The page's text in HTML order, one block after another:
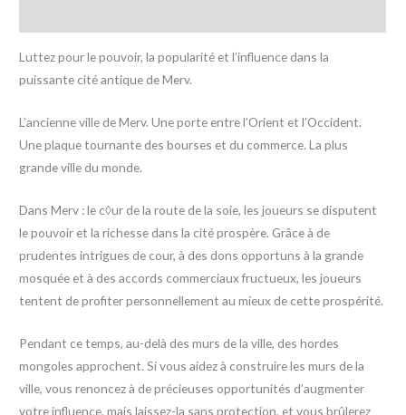
Luttez pour le pouvoir, la popularité et l’influence dans la
puissante cité antique de Merv.
L’ancienne ville de Merv. Une porte entre l’Orient et l’Occident.
Une plaque tournante des bourses et du commerce. La plus
grande ville du monde.
Dans Merv : le c◊ur de la route de la soie, les joueurs se disputent
le pouvoir et la richesse dans la cité prospère. Grâce à de
prudentes intrigues de cour, à des dons opportuns à la grande
mosquée et à des accords commerciaux fructueux, les joueurs
tentent de profiter personnellement au mieux de cette prospérité.
Pendant ce temps, au-delà des murs de la ville, des hordes
mongoles approchent. Si vous aidez à construire les murs de la
ville, vous renoncez à de précieuses opportunités d’augmenter
votre influence, mais laissez-la sans protection, et vous brûlerez